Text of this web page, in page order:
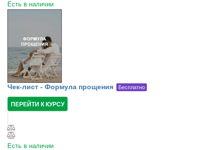
Есть в наличии
Чек-лист - Формула прощения Бесплатно
ПЕРЕЙТИ К КУРСУ
Есть в наличии